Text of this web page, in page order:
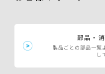
部品・
製品ごとの部品一覧
し